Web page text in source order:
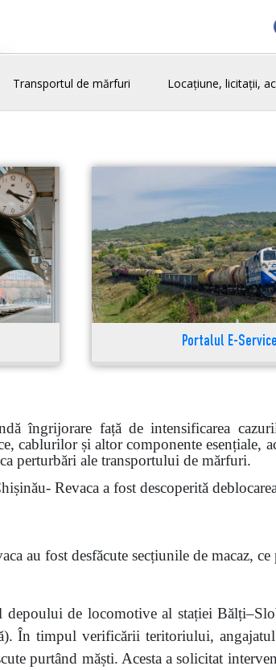
Transportul de mărfuri Locațiune, licitații,
Portalul E-Service
îngrijorare față de intensificarea
cablurilor și altor componente esențiale,
perturbări ale transportului de mărfuri.
Revaca a fost descoperită
au fost desfăcute secțiunile de macaz, ce
de locomotive al stației
În timpul verificării teritoriului,
purtând măști. Acesta a solicitat